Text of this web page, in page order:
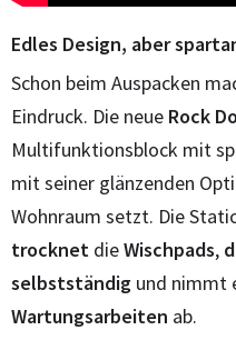
Edles Design, aber
Schon beim Auspacken
Eindruck. Die neue Rock
Multifunktionsblock mit
mit seiner glänzenden
Wohnraum setzt. Die
trocknet dieWischpads,
selbstständig und nimmt
Wartungsarbeiten ab.